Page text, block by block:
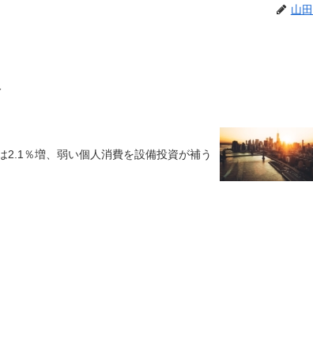
山
2.1％増、弱い個人消費を設備投資が補う